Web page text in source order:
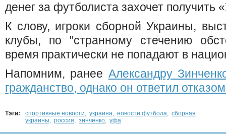
денег за футболиста захочет получить
К слову, игроки сборной Украины,
клубы, по "странному стечению
время практически не попадают в
Напомним, ранее Александру
гражданство, однако он ответил
Тэги: спортивные новости, украина, новости футбола, сборная
украины, россия, зинченко, уфа